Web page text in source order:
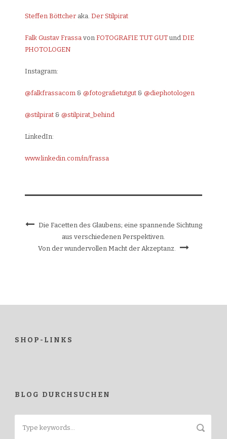
Steffen Böttcher aka. Der Stilpirat
Falk Gustav Frassa von FOTOGRAFIE TUT GUT und DIE
PHOTOLOGEN
Instagram:
@falkfrassacom & @fotografietutgut & @diephotologen
@stilpirat & @stilpirat_behind
LinkedIn:
www.linkedin.com/in/frassa
Die Facetten des Glaubens; eine spannende Sichtung
aus verschiedenen Perspektiven.
Von der wundervollen Macht der Akzeptanz.
SHOP-LINKS
BLOG DURCHSUCHEN